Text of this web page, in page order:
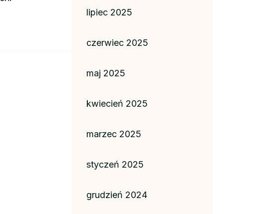
lipiec 2025
czerwiec 2025
maj 2025
kwiecień 2025
marzec 2025
styczeń 2025
grudzień 2024